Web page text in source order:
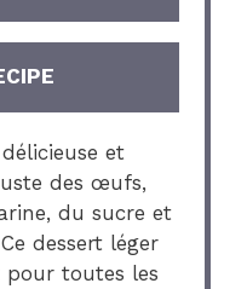
et
des œufs,
du sucre et
dessert léger
toutes les